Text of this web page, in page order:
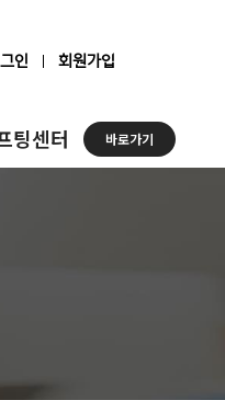
인 회원가입
팅센터 바로가기